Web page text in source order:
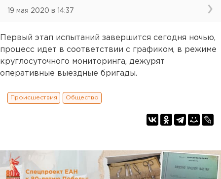
19 мая 2020 в 14:37
Первый этап испытаний завершится сегодня ночью,
процесс идет в соответствии с графиком, в режиме
круглосуточного мониторинга, дежурят
оперативные выездные бригады.
Происшествия Общество